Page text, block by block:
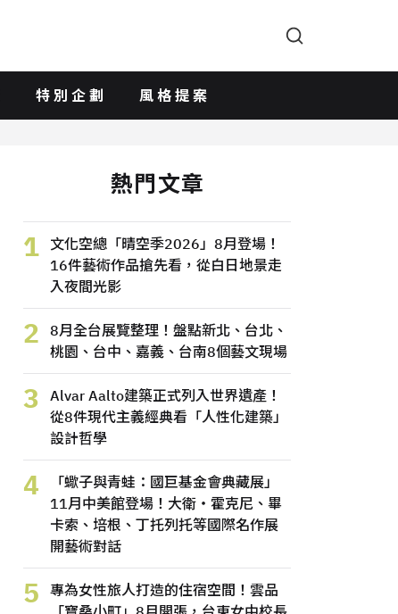
特別企劃 風格提案
熱門文章
1
文化空總「晴空季2026」8月登場！
16件藝術作品搶先看，從白日地景走
入夜間光影
2
8月全台展覽整理！盤點新北、台北、
桃園、台中、嘉義、台南8個藝文現場
3
Alvar Aalto建築正式列入世界遺產！
從8件現代主義經典看「人性化建築」
設計哲學
4
「蠍子與青蛙：國巨基金會典藏展」
11月中美館登場！大衛・霍克尼、畢
卡索、培根、丁托列托等國際名作展
開藝術對話
5
專為女性旅人打造的住宿空間！雲品